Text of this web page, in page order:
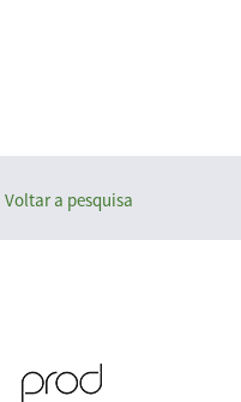
Voltar a pesquisa